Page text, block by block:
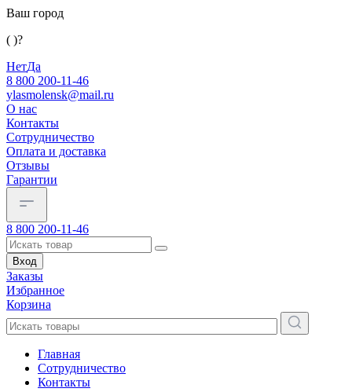
Ваш город
( )?
НетДа
8 800 200-11-46
ylasmolensk@mail.ru
О нас
Контакты
Сотрудничество
Оплата и доставка
Отзывы
Гарантии
8 800 200-11-46
Вход
Заказы
Избранное
Корзина
Главная
Сотрудничество
Контакты